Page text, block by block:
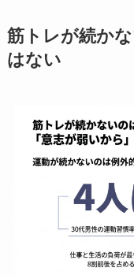
筋トレが続か
はない